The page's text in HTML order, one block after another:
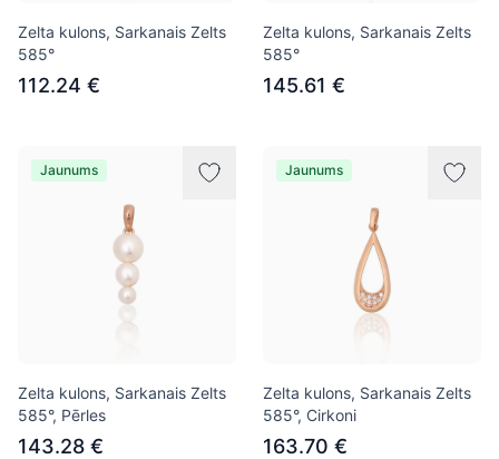
Zelta kulons, Sarkanais Zelts
585°
112.24 €
Zelta kulons, Sarkanais Zelts
585°
145.61 €
Jaunums
Zelta kulons, Sarkanais Zelts
585°, Pērles
143.28 €
Jaunums
Zelta kulons, Sarkanais Zelts
585°, Cirkoni
163.70 €